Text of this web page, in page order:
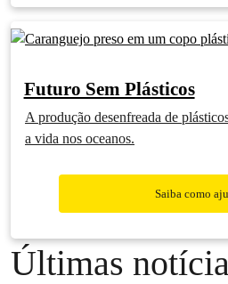
Futuro Sem Plásticos
A produção desenfreada de
a vida nos oceanos.
Saiba como
Últimas